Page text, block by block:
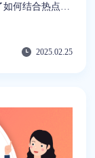
何结合热点问
能、以及AI一键
2025.02.25